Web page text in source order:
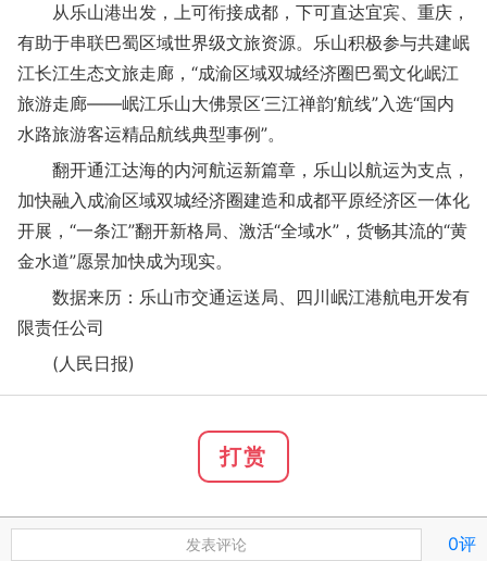
从乐山港出发，上可衔接成都，下可直达宜宾、重庆，
有助于串联巴蜀区域世界级文旅资源。乐山积极参与共建岷
江长江生态文旅走廊，“成渝区域双城经济圈巴蜀文化岷江
旅游走廊——岷江乐山大佛景区‘三江禅韵’航线”入选“国内
水路旅游客运精品航线典型事例”。
翻开通江达海的内河航运新篇章，乐山以航运为支点，
加快融入成渝区域双城经济圈建造和成都平原经济区一体化
开展，“一条江”翻开新格局、激活“全域水”，货畅其流的“黄
金水道”愿景加快成为现实。
数据来历：乐山市交通运送局、四川岷江港航电开发有
限责任公司
(人民日报)
打赏
发表评论 0评